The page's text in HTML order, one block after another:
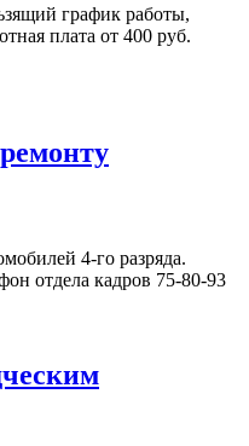
график работы,
плата от 400 руб.
4-го разряда.
отдела кадров 75-80-93